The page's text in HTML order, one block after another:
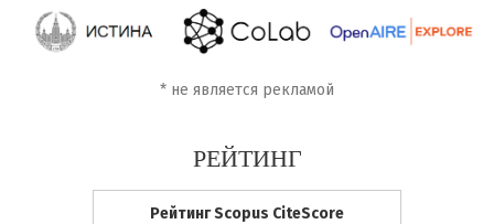
* не является рекламой
РЕЙТИНГ
Рейтинг Scopus CiteScore